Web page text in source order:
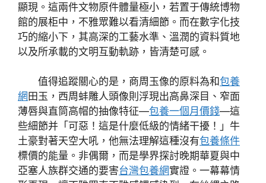
顯現。這兩件文物原件體量極小，若置于傳統博物
館的展柜中，不雅眾難以看清細節。而在數字化技
巧的縮小下，其高深的工藝水準、溫潤的資料質地
以及所承載的文明互動軌跡，皆清楚可感。
值得追蹤關心的是，商周玉像的原料為和包養
網 田玉，西周蚌雕人頭像則浮現出高鼻深目、窄面
薄唇與直筒高帽的抽像特征—包養一個月價錢—這
些細節并「可惡！這是什麼低級的情緒干擾！」牛
土豪對著天空大吼，他無法理解這種沒有包養條件
標價的能量。非偶爾，而是學界探討晚期華夏與中
亞塞人族群交通的要害台灣包養網實證。一幕幕情